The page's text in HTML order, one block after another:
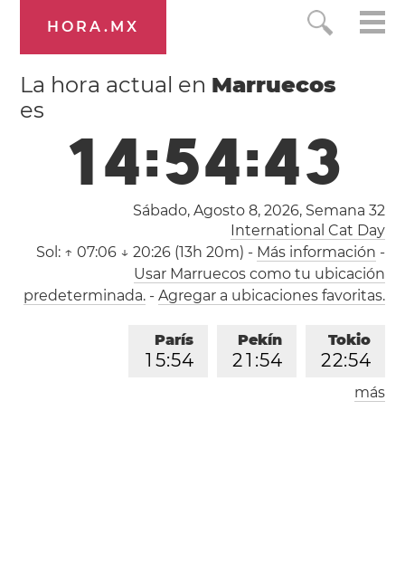
HORA.MX
La hora actual en Marruecos
es
14:54:44
Sábado, Agosto 8, 2026, Semana 32
International Cat Day
Sol: ↑ 07:06 ↓ 20:26 (13h 20m) - Más información -
Usar Marruecos como tu ubicación
predeterminada.- Agregar a ubicaciones favoritas.
Tokio
22:54
Pekín
21 :54
París
1 5:54
Londres
más